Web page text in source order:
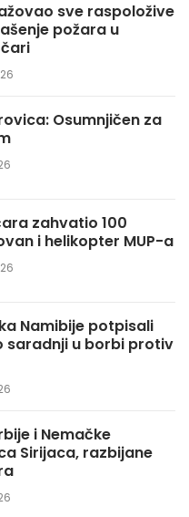
sve raspoložive
požara u
Osumnjičen za
zahvatio 100
i helikopter MUP-a
Namibije potpisali
saradnji u borbi protiv
i Nemačke
Sirijaca, razbijane